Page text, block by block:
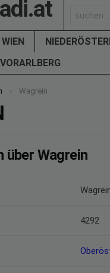
for:
WIEN
VORARLBERG
Wagrein
über Wagrein
4292